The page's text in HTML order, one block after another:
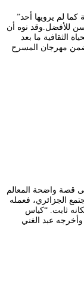
لم يرويها أحد”
للأفضل.وقد نوه أن
الثقافية ما بعد
ضمن مهرجان المسرح
قصة واضحة المعالم
الجزائري، فعمله
ثابت. “كياس
عبد الغني